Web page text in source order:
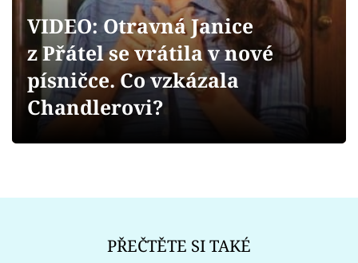
Videa
Sledujte prima+
VIDEO: Otravná Janice
z Přátel se vrátila v nové
písničce. Co vzkázala
Chandlerovi?
PŘEČTĚTE SI TAKÉ